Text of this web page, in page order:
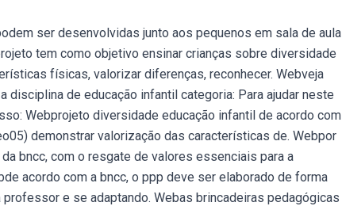
ser desenvolvidas junto aos pequenos em sala de aula
tem como objetivo ensinar crianças sobre diversidade
físicas, valorizar diferenças, reconhecer. Webveja
disciplina de educação infantil categoria: Para ajudar neste
Webprojeto diversidade educação infantil de acordo com
demonstrar valorização das características de. Webpor
bncc, com o resgate de valores essenciais para a
acordo com a bncc, o ppp deve ser elaborado de forma
e se adaptando. Webas brincadeiras pedagógicas